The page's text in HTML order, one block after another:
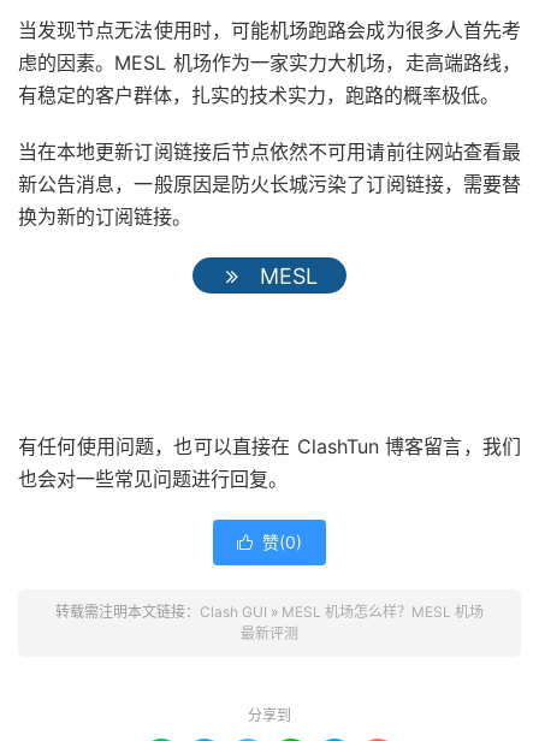
当发现节点无法使用时，可能机场跑路会成为很多人首先考
虑的因素。MESL 机场作为一家实力大机场，走高端路线，
有稳定的客户群体，扎实的技术实力，跑路的概率极低。
当在本地更新订阅链接后节点依然不可用请前往网站查看最
新公告消息，一般原因是防火长城污染了订阅链接，需要替
换为新的订阅链接。
MESL
有任何使用问题，也可以直接在 ClashTun 博客留言，我们
也会对一些常见问题进行回复。
 赞(0)
转载需注明本文链接： Clash GUI » MESL 机场怎么样？MESL 机场
最新评测
分享到